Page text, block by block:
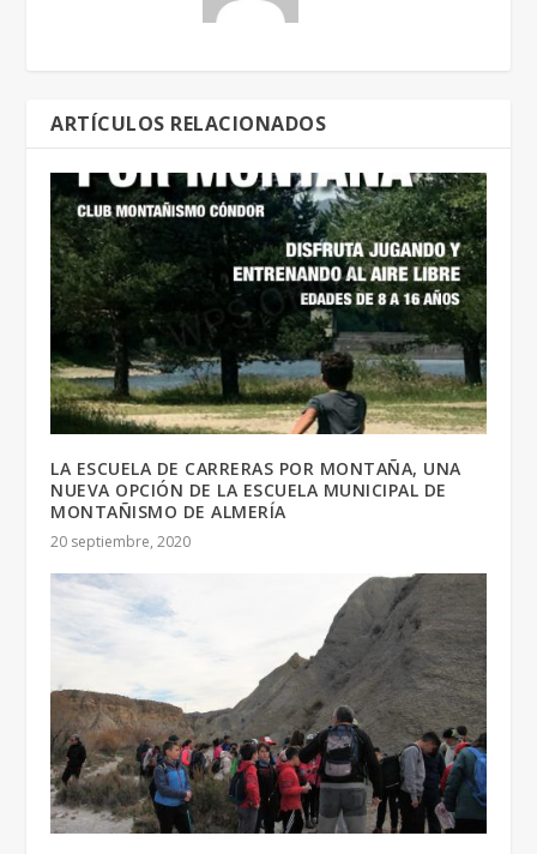
ARTÍCULOS RELACIONADOS
LA ESCUELA DE CARRERAS POR MONTAÑA, UNA
NUEVA OPCIÓN DE LA ESCUELA MUNICIPAL DE
MONTAÑISMO DE ALMERÍA
20 septiembre, 2020